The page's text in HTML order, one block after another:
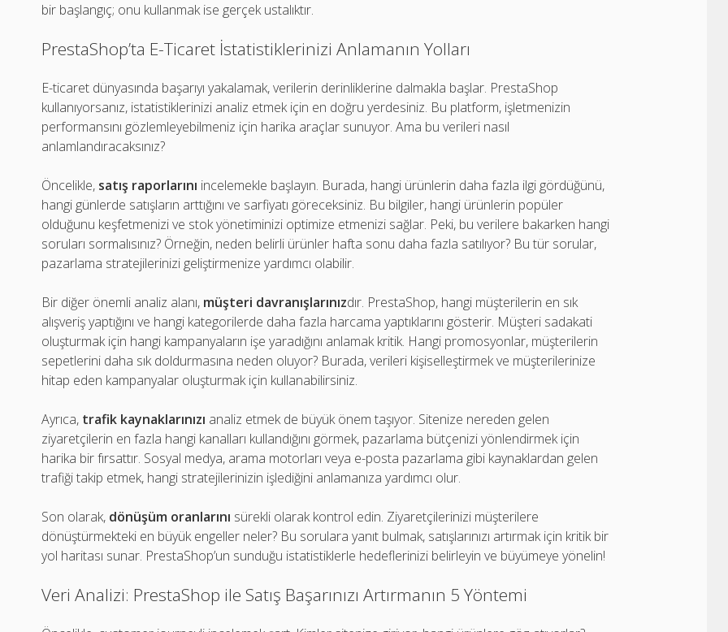
bir başlangıç; onu kullanmak ise gerçek ustalıktır.
PrestaShop’ta E-Ticaret İstatistiklerinizi Anlamanın Yolları
E-ticaret dünyasında başarıyı yakalamak, verilerin derinliklerine dalmakla başlar. PrestaShop
kullanıyorsanız, istatistiklerinizi analiz etmek için en doğru yerdesiniz. Bu platform, işletmenizin
performansını gözlemleyebilmeniz için harika araçlar sunuyor. Ama bu verileri nasıl
anlamlandıracaksınız?
Öncelikle, satış raporlarını incelemekle başlayın. Burada, hangi ürünlerin daha fazla ilgi gördüğünü,
hangi günlerde satışların arttığını ve sarfiyatı göreceksiniz. Bu bilgiler, hangi ürünlerin popüler
olduğunu keşfetmenizi ve stok yönetiminizi optimize etmenizi sağlar. Peki, bu verilere bakarken hangi
soruları sormalısınız? Örneğin, neden belirli ürünler hafta sonu daha fazla satılıyor? Bu tür sorular,
pazarlama stratejilerinizi geliştirmenize yardımcı olabilir.
Bir diğer önemli analiz alanı, müşteri davranışlarınızdır. PrestaShop, hangi müşterilerin en sık
alışveriş yaptığını ve hangi kategorilerde daha fazla harcama yaptıklarını gösterir. Müşteri sadakati
oluşturmak için hangi kampanyaların işe yaradığını anlamak kritik. Hangi promosyonlar, müşterilerin
sepetlerini daha sık doldurmasına neden oluyor? Burada, verileri kişiselleştirmek ve müşterilerinize
hitap eden kampanyalar oluşturmak için kullanabilirsiniz.
Ayrıca, trafik kaynaklarınızı analiz etmek de büyük önem taşıyor. Sitenize nereden gelen
ziyaretçilerin en fazla hangi kanalları kullandığını görmek, pazarlama bütçenizi yönlendirmek için
harika bir fırsattır. Sosyal medya, arama motorları veya e-posta pazarlama gibi kaynaklardan gelen
trafiği takip etmek, hangi stratejilerinizin işlediğini anlamanıza yardımcı olur.
Son olarak, dönüşüm oranlarını sürekli olarak kontrol edin. Ziyaretçilerinizi müşterilere
dönüştürmekteki en büyük engeller neler? Bu sorulara yanıt bulmak, satışlarınızı artırmak için kritik bir
yol haritası sunar. PrestaShop’un sunduğu istatistiklerle hedeflerinizi belirleyin ve büyümeye yönelin!
Veri Analizi: PrestaShop ile Satış Başarınızı Artırmanın 5 Yöntemi